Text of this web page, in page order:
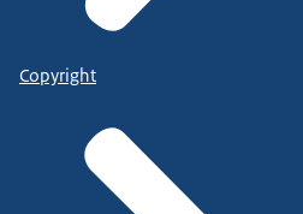
Copyright